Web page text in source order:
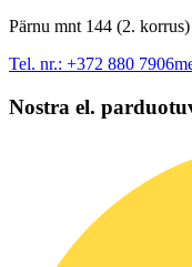
Pärnu mnt 144 (2.
Tel. nr.: +372 880 7906
Nostra el.